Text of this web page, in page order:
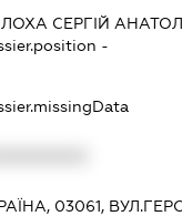
СЕРГІЙ
-
03061,